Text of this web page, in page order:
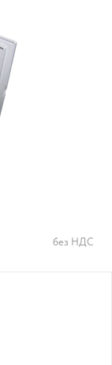
без НДС